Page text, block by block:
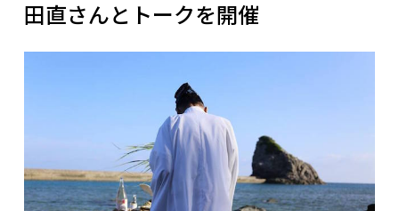
田直さんとトークを開催